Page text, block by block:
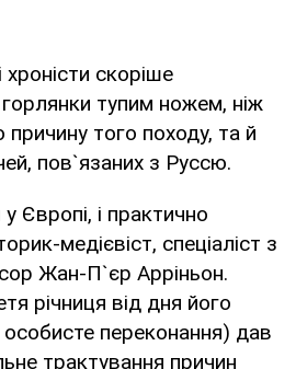
хроністи скоріше
тупим ножем, ніж
того походу, та й
пов`язаних з Руссю.
Європі, і практично
медієвіст, спеціаліст з
Жан-П`єр Арріньон.
річниця від дня його
особисте переконання) дав
трактування причин